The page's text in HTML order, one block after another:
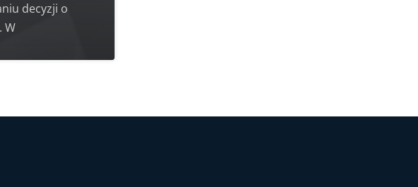
decyzji o
W